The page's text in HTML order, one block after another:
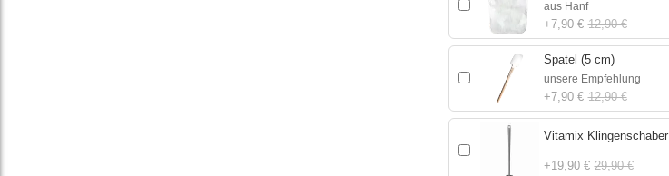
aus Hanf
+7,90 € 12,90 €
Spatel (5 cm)
unsere Empfehlung
+7,90 € 12,90 €
Vitamix Klingenschaber
+19,90 € 29,90 €